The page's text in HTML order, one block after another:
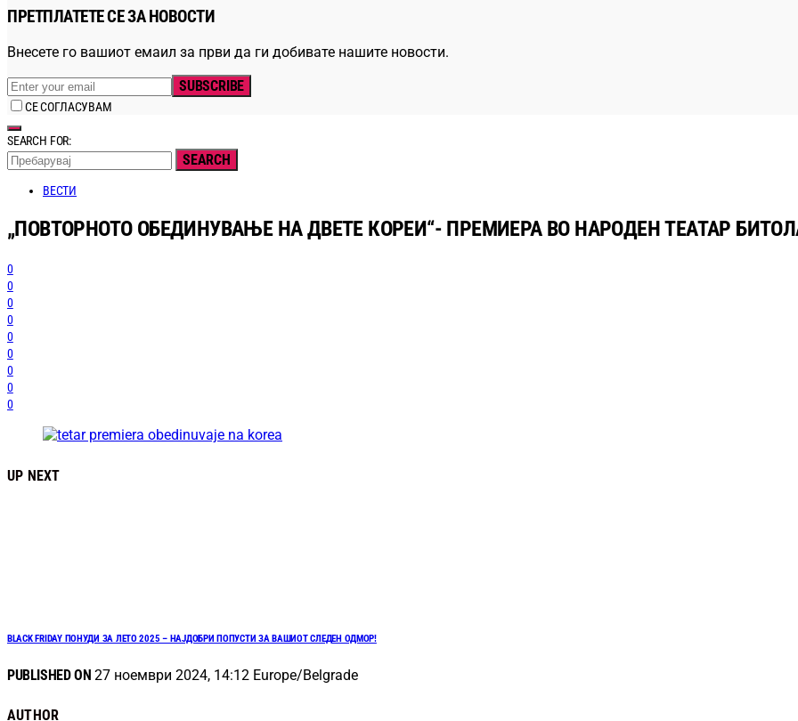
ПРЕТПЛАТЕТЕ СЕ ЗА НОВОСТИ
Внесете го вашиот емаил за први да ги добивате нашите новости.
SUBSCRIBE
СЕ СОГЛАСУВАМ
SEARCH FOR:
SEARCH
ВЕСТИ
„ПОВТОРНОТО ОБЕДИНУВАЊЕ НА ДВЕТЕ КОРЕИ“- ПРЕМИЕРА ВО НАРОДЕН ТЕАТАР
0
0
0
0
0
0
0
0
0
UP NEXT
BLACK FRIDAY ПОНУДИ ЗА ЛЕТО 2025 – НАЈДОБРИ ПОПУСТИ ЗА ВАШИОТ СЛЕДЕН ОДМОР!
PUBLISHED ON 27 ноември 2024, 14:12 Europe/Belgrade
AUTHOR